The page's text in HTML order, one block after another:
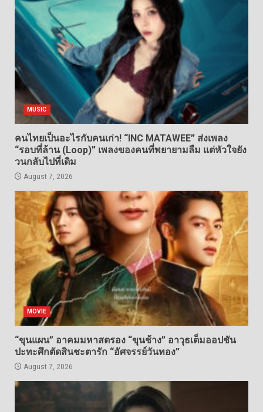
MUSIC
คนไทยเป็นอะไรกับคนเก่า! “INC MATAWEE” ส่งเพลง
“รอบที่ล้าน (Loop)” เพลงของคนที่พยายามลืม แต่หัวใจยัง
วนกลับไปที่เดิม
August 7, 2026
MOVIE
“ขุนแผน” อาคมมหาสตรอง “ขุนช้าง” อาวุธเต็มออปชัน
ปะทะศึกตัดสินชะตารัก “อัศจรรย์วันทอง”
August 7, 2026